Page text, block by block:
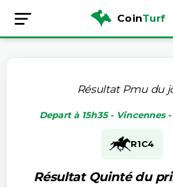
CoinTurf
Résultat Pmu du
Depart à 15h35 - Vincennes
R1C4
Résultat Quinté du